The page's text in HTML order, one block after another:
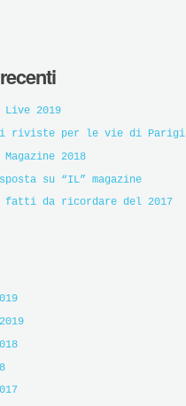
Live 2019
riviste per le vie di Parigi
Magazine 2018
su “IL” magazine
da ricordare del 2017